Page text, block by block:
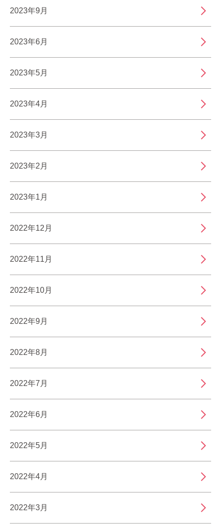
2023年9月
2023年6月
2023年5月
2023年4月
2023年3月
2023年2月
2023年1月
2022年12月
2022年11月
2022年10月
2022年9月
2022年8月
2022年7月
2022年6月
2022年5月
2022年4月
2022年3月